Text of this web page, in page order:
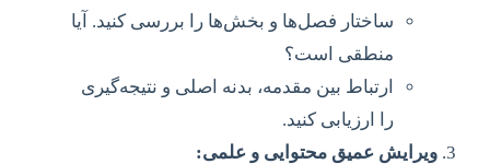
ساختار فصل‌ها و بخش‌ها را بررسی کنید. آیا
منطقی است؟
ارتباط بین مقدمه، بدنه اصلی و نتیجه‌گیری
را ارزیابی کنید.
ویرایش عمیق محتوایی و علمی: